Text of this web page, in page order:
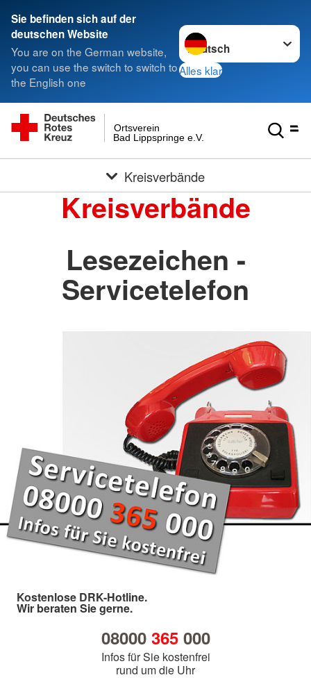
Sie befinden sich auf der
deutschen Website
You are on the German website,
you can use the switch to switch to
the English one
Sprache wechseln zu
Alles klar
Bad Lippspringe e.V.
Ortsverein
Kreisverbände
Kreisverbände
Lesezeichen -
Servicetelefon
Kostenlose DRK-Hotline.
Wir beraten Sie gerne.
08000 365000
Infos für Sie kostenfrei
rund um die Uhr